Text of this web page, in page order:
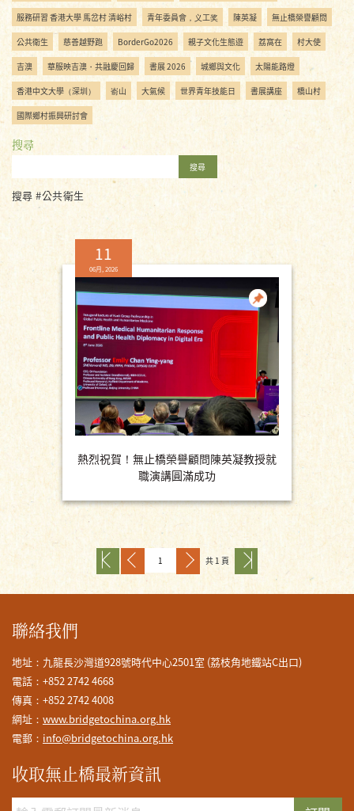
服務研習 香港大學 馬岔村 清峪村 青年委員會，义工奖 陳英凝 無止橋榮譽顧問
公共衛生 慈善越野跑 BorderGo2026 親子文化生態遊 荔窩在 村大使
吉澳 華服映吉澳・共融慶回歸 書展 2026 城鄉與文化 太陽能路燈
香港中文大學（深圳） 嵛山 大氣候 世界青年技能日 書展講座 橋山村
國際鄉村振興研討會
搜尋
搜尋
搜尋 #公共衛生
11
06月, 2026
熱烈祝賀！無止橋榮譽顧問陳英凝教授就
職演講圓滿成功
共 1 頁
聯絡我們
地址：九龍長沙灣道928號時代中心2501室 (荔枝角地鐵站C出口)
電話：+852 2742 4668
傳真：+852 2742 4008
網址： www.bridgetochina.org.hk
電郵： info@bridgetochina.org.hk
收取無止橋最新資訊